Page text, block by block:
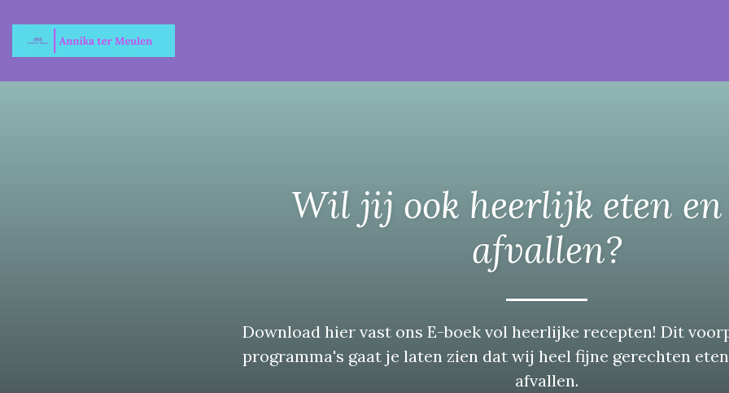
Wil jij ook heerlijk eten
afvallen?
Download hier vast ons E-boek vol heerlijke recepten! Dit
programma's gaat je laten zien dat wij heel fijne gerechten
afvallen.